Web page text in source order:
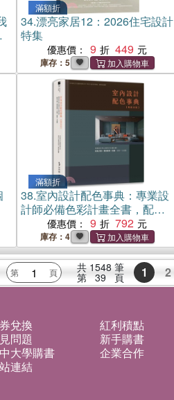
滿額折
34.漂亮家居12：2026住宅設計
特集
優惠價： 9 449
庫存：5
滿額折
38.室內設計配色事典：專業設
計師必備色彩計畫全書，配色
方案+實景案例+色號，提案一
次過關【暢銷改版】
優惠價： 9 792
庫存：4
共 1548 筆
第 39 頁 1 2
兌換
紅利積點
問題
新手購書
大學購書
企業合作
連結